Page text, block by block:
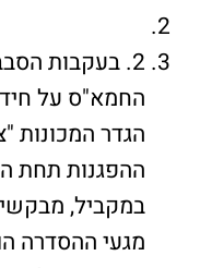
2. בעקבות
החמא"ס על
הגדר המכונות
ההפגנות תחת
במקביל,
מגעי ההסדרה